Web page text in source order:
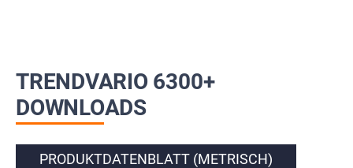
TRENDVARIO 6300+
DOWNLOADS
PRODUKTDATENBLATT (METRISCH)